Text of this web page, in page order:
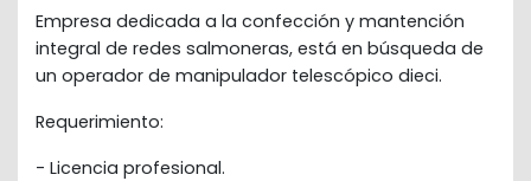
Empresa dedicada a la confección y mantención
integral de redes salmoneras, está en búsqueda de
un operador de manipulador telescópico dieci.
Requerimiento:
- Licencia profesional.